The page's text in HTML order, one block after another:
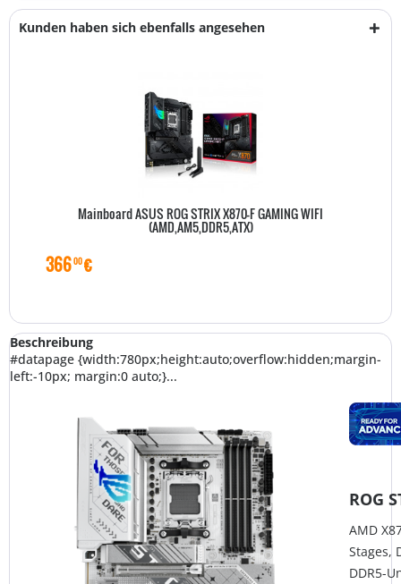
Kunden haben sich ebenfalls angesehen
Mainboard ASUS ROG STRIX X870-F GAMING WIFI
(AMD,AM5,DDR5,ATX)
36600€
Beschreibung
#datapage {width:780px;height:auto;overflow:hidden;margin-
left:-10px; margin:0 auto;}...
ROG
AMD
Stages,
DDR5-